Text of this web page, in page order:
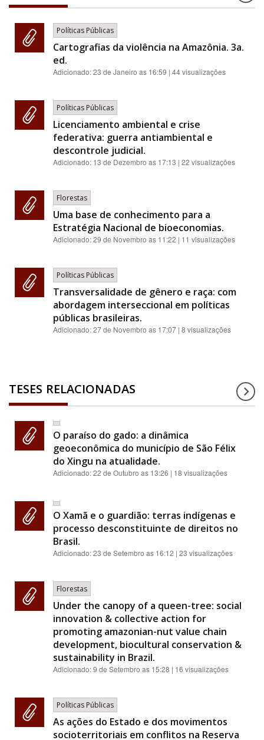
Políticas Públicas
Cartografias da violência na Amazônia. 3a.
ed.
Adicionado:23 de Janeiro as 16:59 | 44 visualizações
Políticas Públicas
Licenciamento ambiental e crise
federativa: guerra antiambiental e
descontrole judicial.
Adicionado: 13 de Dezembro as 17:13 | 22 visualizações
Florestas
Uma base de conhecimento para a
Estratégia Nacional de bioeconomias.
Adicionado:29 de Novembro as 11:22 | 11 visualizações
Políticas Públicas
Transversalidade de gênero e raça: com
abordagem interseccional em políticas
públicas brasileiras.
Adicionado:27 de Novembro as 17:07 | 8 visualizações
TESES RELACIONADAS
O paraíso do gado: a dinâmica
geoeconômica do município de São Félix
do Xingu na atualidade.
Adicionado:22 de Outubro as 13:26 | 18 visualizações
O Xamã e o guardião: terras indígenas e
processo desconstituinte de direitos no
Brasil.
Adicionado:23 de Setembro as 16:12 | 23 visualizações
Florestas
Under the canopy of a queen-tree: social
innovation & collective action for
promoting amazonian-nut value chain
development, biocultural conservation &
sustainability in Brazil.
Adicionado:9 de Setembro as 15:28 | 16 visualizações
Políticas Públicas
As ações do Estado e dos movimentos
socioterritoriais em conflitos na Reserva